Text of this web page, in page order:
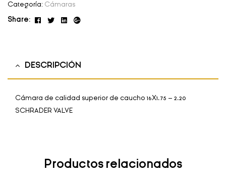
Categoría: Cámaras
Share:
Facebook
TwitterLinkedin
Google+
DESCRIPCIÓN
Cámara de calidad superior de caucho 16X1.75 – 2.20
SCHRADER VALVE
Productos relacionados